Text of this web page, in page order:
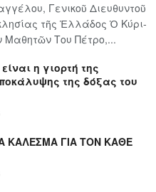
Γενικοῦ Διευθυντοῦ
τῆς Ἑλλάδος Ὁ Κύ­ρι­
Μα­θη­τῶν Του Πέ­τρο,...
η γιορτή της
της δόξας του
ΚΑΛΕΣΜΑ ΓΙΑ ΤΟΝ ΚΑΘΕ